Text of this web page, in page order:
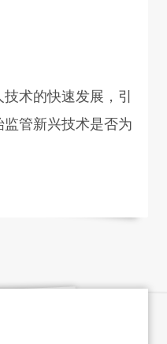
术的快速发展，引
管新兴技术是否为